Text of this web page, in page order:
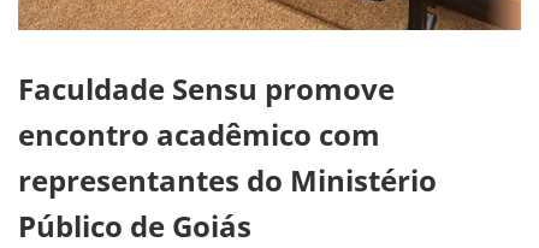
Faculdade Sensu promove
encontro acadêmico com
representantes do Ministério
Público de Goiás